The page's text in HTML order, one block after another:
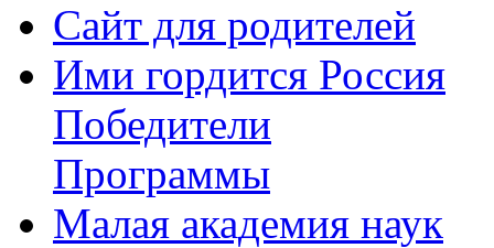
Сайт для родителей
Ими гордится Россия
Победители
Программы
Малая академия наук